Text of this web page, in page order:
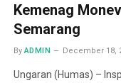
Kemenag
Semarang
By ADMIN December 18,
Ungaran (Humas) –